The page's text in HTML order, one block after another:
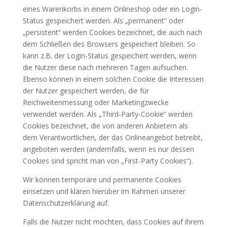
eines Warenkorbs in einem Onlineshop oder ein Login-
Status gespeichert werden. Als „permanent“ oder
„persistent“ werden Cookies bezeichnet, die auch nach
dem Schließen des Browsers gespeichert bleiben. So
kann z.B. der Login-Status gespeichert werden, wenn
die Nutzer diese nach mehreren Tagen aufsuchen.
Ebenso können in einem solchen Cookie die Interessen
der Nutzer gespeichert werden, die für
Reichweitenmessung oder Marketingzwecke
verwendet werden. Als „Third-Party-Cookie“ werden
Cookies bezeichnet, die von anderen Anbietern als
dem Verantwortlichen, der das Onlineangebot betreibt,
angeboten werden (andernfalls, wenn es nur dessen
Cookies sind spricht man von „First-Party Cookies“).
Wir können temporäre und permanente Cookies
einsetzen und klären hierüber im Rahmen unserer
Datenschutzerklärung auf.
Falls die Nutzer nicht möchten, dass Cookies auf ihrem